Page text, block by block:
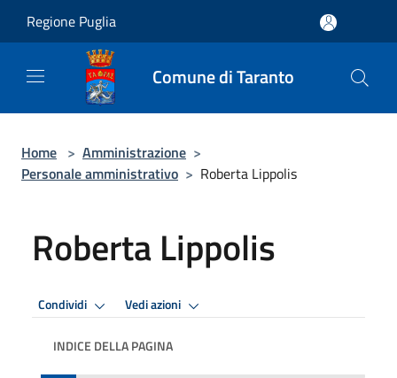
Regione Puglia
Comune di Taranto
Home > Amministrazione >
Personale amministrativo > Roberta Lippolis
Roberta Lippolis
Condividi Vedi azioni
INDICE DELLA PAGINA